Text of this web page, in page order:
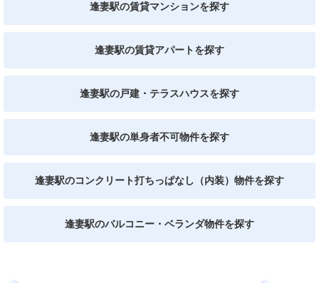
逢妻駅の賃貸マンションを探す
逢妻駅の賃貸アパートを探す
逢妻駅の戸建・テラスハウスを探す
逢妻駅の単身者不可物件を探す
逢妻駅のコンクリート打ちっぱなし（内装）物件を探す
逢妻駅のバルコニー・ベランダ物件を探す